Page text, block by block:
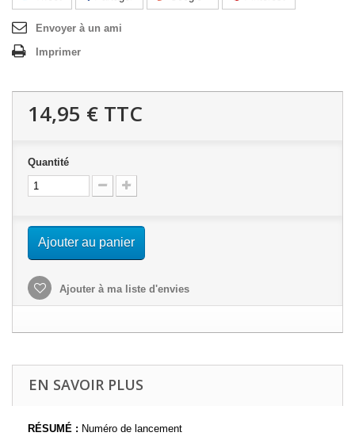
Envoyer à un ami
Imprimer
14,95 € TTC
Quantité
Ajouter au panier
Ajouter à ma liste d'envies
EN SAVOIR PLUS
RÉSUM É : Numéro de lancement